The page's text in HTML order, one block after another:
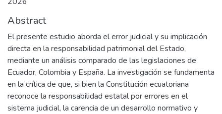
Abstract
El presente estudio aborda el error judicial y su implicación
directa en la responsabilidad patrimonial del Estado,
mediante un análisis comparado de las legislaciones de
Ecuador, Colombia y España. La investigación se fundamenta
en la crítica de que, si bien la Constitución ecuatoriana
reconoce la responsabilidad estatal por errores en el
sistema judicial, la carencia de un desarrollo normativo y